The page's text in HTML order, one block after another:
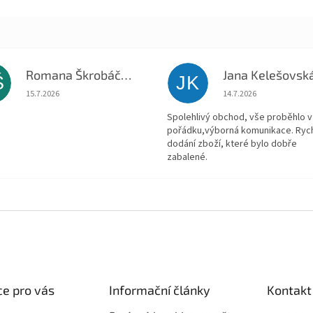
Romana Škrobáčková
Hodnocení obchodu je 5 z 5 hvězdiček.
15.7.2026
JK Jana
Hodnocení obchodu
14.7.2026
Spolehlivý obchod, vše proběhlo v
pořádku,výborná komunikace.
dodání zboží, které bylo dobře
zabalené.
pro vás Informační články Kontakt